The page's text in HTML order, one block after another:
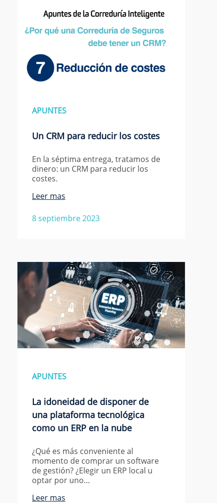
APUNTES
Un CRM para reducir los costes
En la séptima entrega, tratamos de
dinero: un CRM para reducir los
costes.
8 septiembre 2023
Leer mas
APUNTES
La idoneidad de disponer de
una plataforma tecnológica
como un ERP en la nube
¿Qué es más conveniente al
momento de comprar un software
de gestión? ¿Elegir un ERP local u
optar por uno…
Leer mas